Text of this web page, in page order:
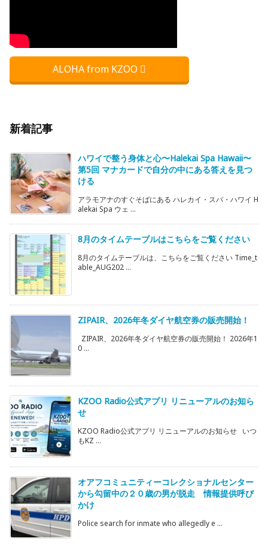
ALOHA from KZOO
新着記事
ハワイで整う身体と心〜Halekai Spa Hawaii〜
第5回 マナカードで自分の中にある答えを見つ
ける
アラモアナのすぐそばにある ハレカイ・スパ・ハワイ H
alekai Spa ウェ ...
8月のタイムテーブルはこちらをご覧ください
8月のタイムテーブルは、こちらをご覧ください Time_t
able_AUG202 ...
ZIPAIR、2026年冬ダイヤ航空券の販売開始！
ZIPAIR、2026年冬ダイヤ航空券の販売開始！ 2026年1
0 ...
KZOO Radio公式アプリ リニューアルのお知ら
せ
KZOO Radio公式アプリ リニューアルのお知らせ いつ
もKZ ...
オアフコミュニティーコレクショナルセンター
から勾留中の２０歳の男が脱走 情報提供呼び
かけ
Police search for inmate who allegedly e ...